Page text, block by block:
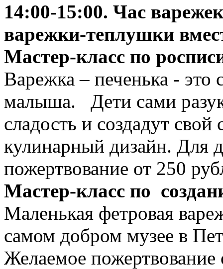
14:00-15:00. Час
варежки-теплушки
Мастер-класс по
Варежка – печенька - это
малыша. Дети сами
сладость и создадут
кулинарный дизайн. Для
пожертвование от 250
Мастер-класс по
Маленькая фетровая
самом добром музее в
Желаемое пожертвование